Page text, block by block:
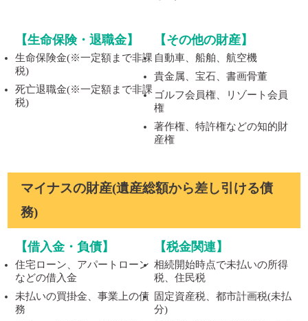
【生命保険・退職金】
生命保険金(※一定額まで非課
税)
死亡退職金(※一定額まで非課
税)
【その他の財産】
自動車、船舶、航空機
貴金属、宝石、書画骨董
ゴルフ会員権、リゾート会員
権
著作権、特許権などの知的財
産権
マイナスの財産(遺産総額から差し引ける債
務)
【借入金・負債】
住宅ローン、アパートローン
などの借入金
未払いの買掛金、事業上の債
務
【税金関連】
相続開始時点で未払いの所得
税、住民税
固定資産税、都市計画税(未払
分)